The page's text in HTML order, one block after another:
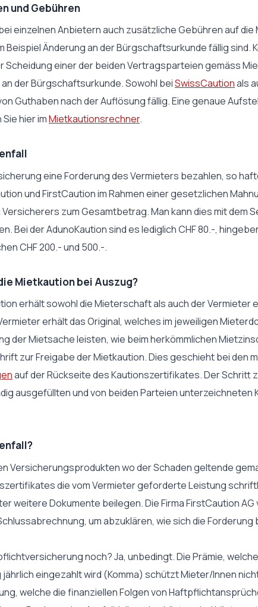
und Gebühren
einzelnen Anbietern auch zusätzliche Gebühren auf
Beispiel Änderung an der Bürgschaftsurkunde fällig sind.
Scheidung einer der beiden Vertragsparteien gemäss
der Bürgschaftsurkunde. Sowohl beiSwissCautionals
Guthaben nach der Auflösung fällig. Eine genaue
hier imMietkautionsrechner.
eine Forderung des Vermieters bezahlen, so
und FirstCaution im Rahmen einer gesetzlichen
zum Gesamtbetrag. Man kann dies mit dem
Bei der AdunoKaution sind es lediglich CHF 80.-,
CHF 200.- und 500.-.
Mietkaution bei Auszug?
erhält sowohl die Mieterschaft als auch der Vermieter
erhält das Original, welches im jeweiligen
der Mietsache leisten, wie beim herkömmlichen
zur Freigabe der Mietkaution. Dies geschieht bei den
auf der Rückseite des Kautionszertifikates. Der Schritt
ausgefüllten und von beiden Parteien unterzeichneten
Versicherungsprodukten wo der Schaden geltende
die vom Vermieter geforderte Leistung
weitere Dokumente beilegen. Die Firma FirstCaution
um abzuklären, wie sich die Forderung
noch? Ja, unbedingt. Die Prämie,
eingezahlt wird (Komma) schützt Mieter/Innen
welche die finanziellen Folgen von